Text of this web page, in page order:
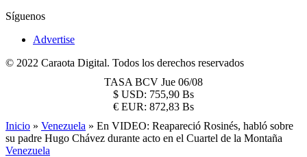
Síguenos
Advertise
© 2022 Caraota Digital. Todos los derechos reservados
TASA BCV Jue 06/08
$ USD: 755,90 Bs
€ EUR: 872,83 Bs
Inicio » Venezuela » En VIDEO: Reapareció Rosinés, habló sobre
su padre Hugo Chávez durante acto en el Cuartel de la Montaña
Venezuela